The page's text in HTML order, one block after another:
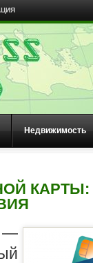
Недвижимость
—